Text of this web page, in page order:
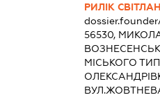
РИЛІК
56530,
МІСЬКОГО